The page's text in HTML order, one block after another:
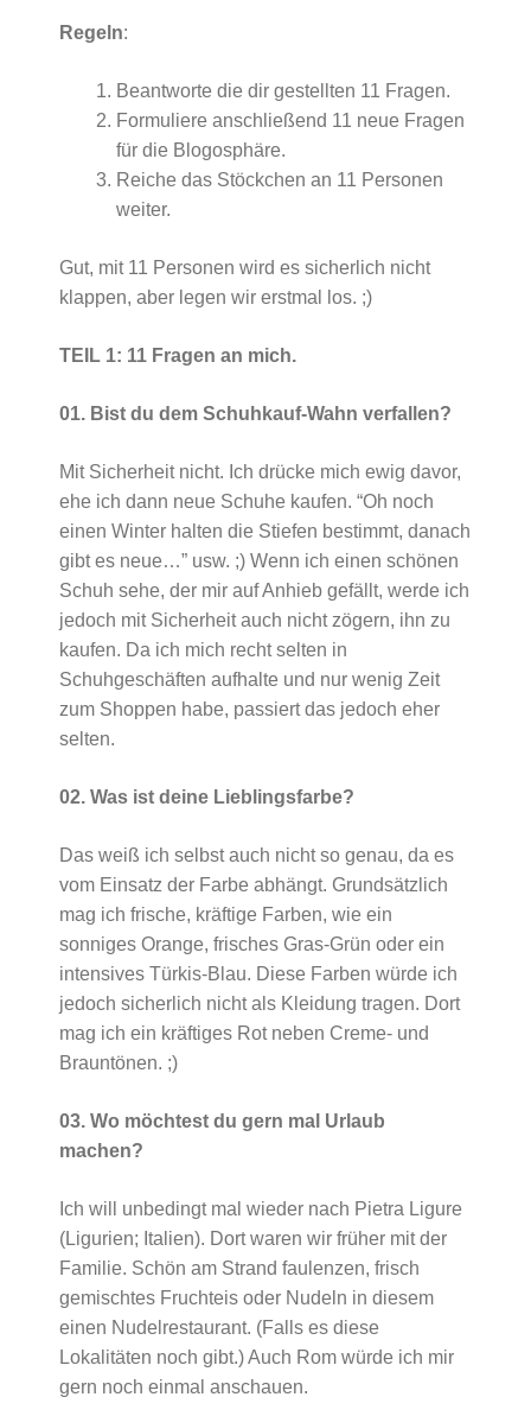
Regeln:
Beantworte die dir gestellten 11 Fragen.
Formuliere anschließend 11 neue Fragen
für die Blogosphäre.
Reiche das Stöckchen an 11 Personen
weiter.
Gut, mit 11 Personen wird es sicherlich nicht
klappen, aber legen wir erstmal los. ;)
TEIL 1: 11 Fragen an mich.
01. Bist du dem Schuhkauf-Wahn verfallen?
Mit Sicherheit nicht. Ich drücke mich ewig davor,
ehe ich dann neue Schuhe kaufen. “Oh noch
einen Winter halten die Stiefen bestimmt, danach
gibt es neue…” usw. ;) Wenn ich einen schönen
Schuh sehe, der mir auf Anhieb gefällt, werde ich
jedoch mit Sicherheit auch nicht zögern, ihn zu
kaufen. Da ich mich recht selten in
Schuhgeschäften aufhalte und nur wenig Zeit
zum Shoppen habe, passiert das jedoch eher
selten.
02. Was ist deine Lieblingsfarbe?
Das weiß ich selbst auch nicht so genau, da es
vom Einsatz der Farbe abhängt. Grundsätzlich
mag ich frische, kräftige Farben, wie ein
sonniges Orange, frisches Gras-Grün oder ein
intensives Türkis-Blau. Diese Farben würde ich
jedoch sicherlich nicht als Kleidung tragen. Dort
mag ich ein kräftiges Rot neben Creme- und
Brauntönen. ;)
03. Wo möchtest du gern mal Urlaub
machen?
Ich will unbedingt mal wieder nach Pietra Ligure
(Ligurien; Italien). Dort waren wir früher mit der
Familie. Schön am Strand faulenzen, frisch
gemischtes Fruchteis oder Nudeln in diesem
einen Nudelrestaurant. (Falls es diese
Lokalitäten noch gibt.) Auch Rom würde ich mir
gern noch einmal anschauen.